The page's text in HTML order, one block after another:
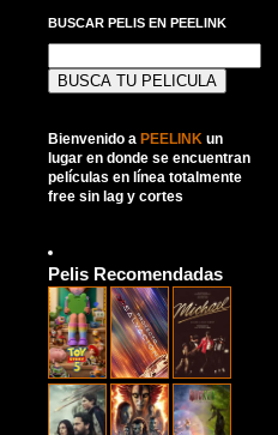
BUSCAR PELIS EN PEELINK
Bienvenido a PEELINK un
lugar en donde se encuentran
películas en línea totalmente
free sin lag y cortes
Pelis Recomendadas